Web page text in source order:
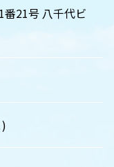
21号 八千代ビ